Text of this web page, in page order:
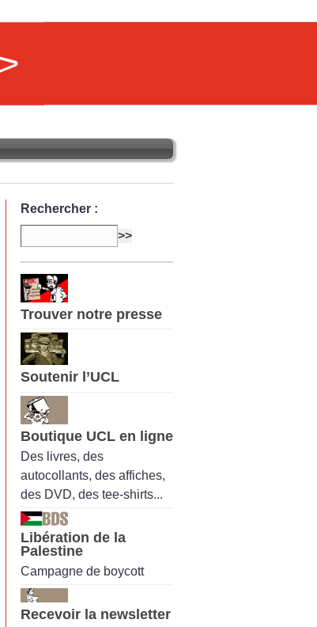
Rechercher :
Trouver notre presse
Soutenir l’UCL
Boutique UCL en ligne
Des livres, des
autocollants, des affiches,
des DVD, des tee-shirts...
Libération de la
Palestine
Campagne de boycott
Recevoir la newsletter